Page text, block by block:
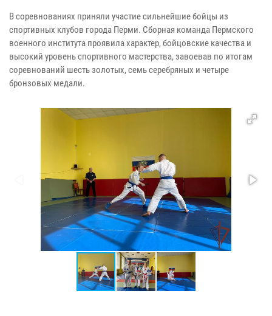
В соревнованиях приняли участие сильнейшие бойцы из
спортивных клубов города Перми. Сборная команда Пермского
военного института проявила характер, бойцовские качества и
высокий уровень спортивного мастерства, завоевав по итогам
соревнований шесть золотых, семь серебряных и четыре
бронзовых медали.